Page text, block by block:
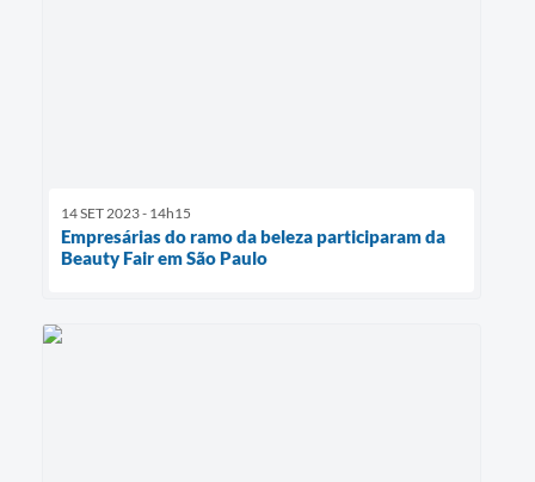
14 SET 2023 - 14h15
Empresárias do ramo da beleza participaram da
Beauty Fair em São Paulo